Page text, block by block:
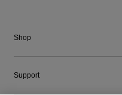
Shop
Support